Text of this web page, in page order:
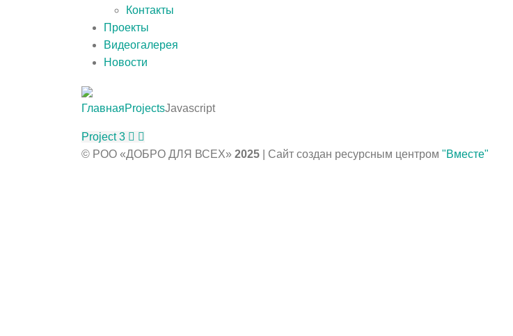
Контакты
Проекты
Видеогалерея
Новости
ГлавнаяProjectsJavascript
Project 3
© РОО «ДОБРО ДЛЯ ВСЕХ» 2025 | Сайт создан ресурсным центром "Вместе"